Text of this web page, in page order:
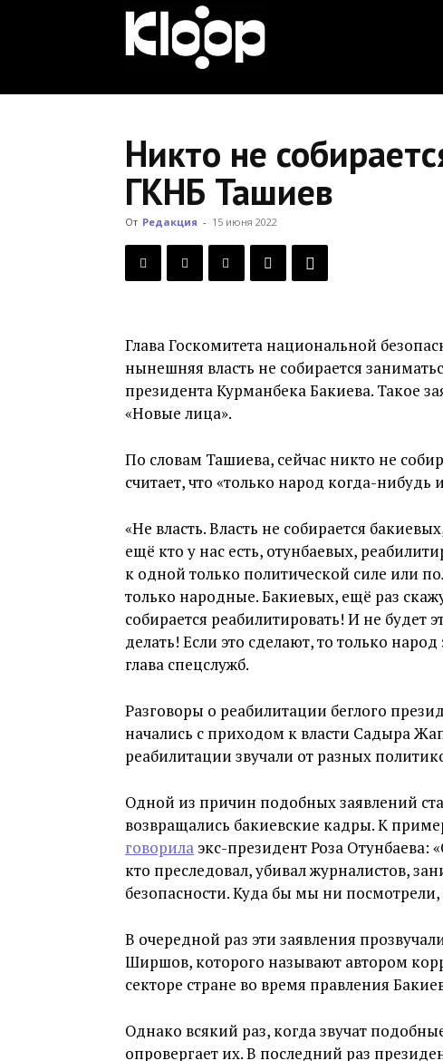
Кыргызстана
Никто не
ГКНБ Ташиев
От Редакция - 15 июня 2022
Глава Госкомитета национальной
нынешняя власть не собирается
президента Курманбека Бакиева. Такое
«Новые лица».
По словам Ташиева, сейчас никто не
считает, что «только народ когда-нибудь
«Не власть. Власть не собирается
ещё кто у нас есть, отунбаевых,
к одной только политической силе или
только народные. Бакиевых, ещё раз
собирается реабилитировать! И не будет
делать! Если это сделают, то только
глава спецслужб.
Разговоры о реабилитации беглого
начались с приходом к власти Садыра
реабилитации звучали от разных
Одной из причин подобных заявлений
возвращались бакиевские кадры. К
говорилаэкс-президент Роза Отунбаева:
кто преследовал, убивал журналистов,
безопасности. Куда бы мы ни
В очередной раз эти заявления
Ширшов, которого называют автором
секторе стране во время правления
Однако всякий раз, когда звучат
опровергает их. В последний раз